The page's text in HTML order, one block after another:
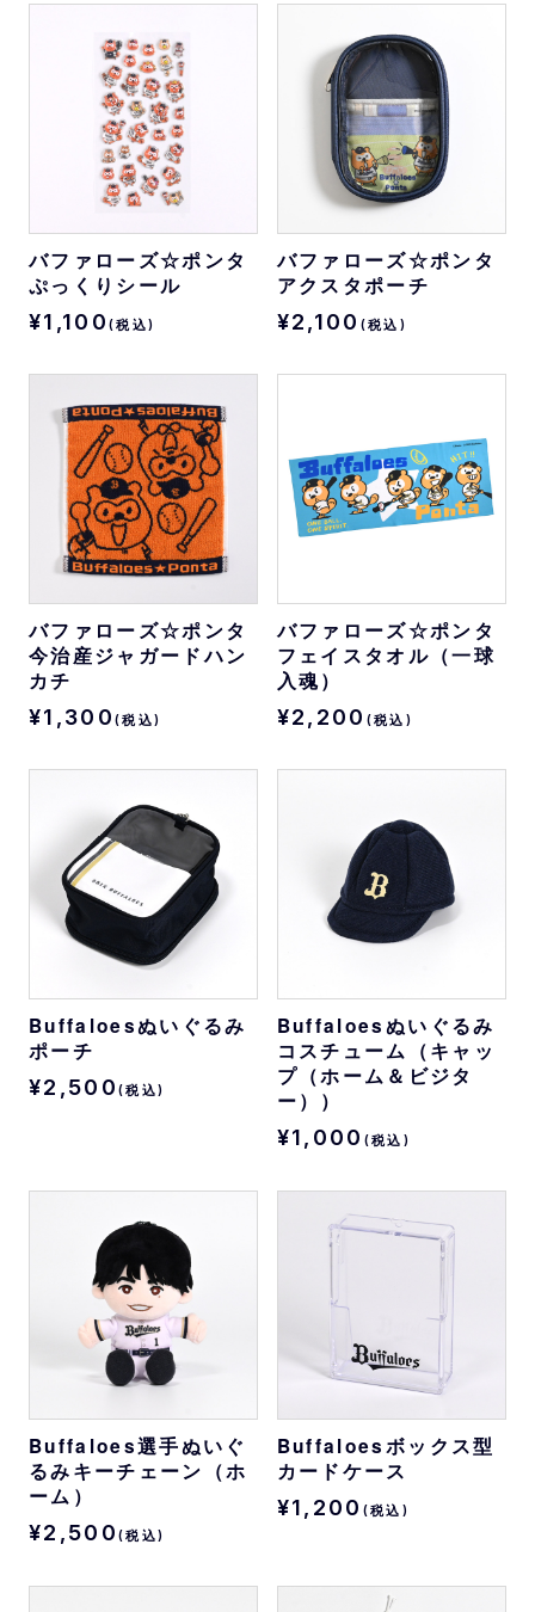
バファローズ☆ポンタ
ぷっくりシール
¥1,100 (税込)
バファローズ☆ポンタ
アクスタポーチ
¥2,100 (税込)
バファローズ☆ポンタ
今治産ジャガードハン
カチ
¥1,300 (税込)
バファローズ☆ポンタ
フェイスタオル（一球
入魂）
¥2,200 (税込)
Buffaloesぬいぐるみ
ポーチ
¥2,500 (税込)
Buffaloesぬいぐるみ
コスチューム（キャッ
プ（ホーム＆ビジタ
ー））
¥1,000 (税込)
Buffaloes選手ぬいぐ
るみキーチェーン（ホ
ーム）
¥2,500 (税込)
Buffaloesボックス型
カードケース
¥1,200 (税込)